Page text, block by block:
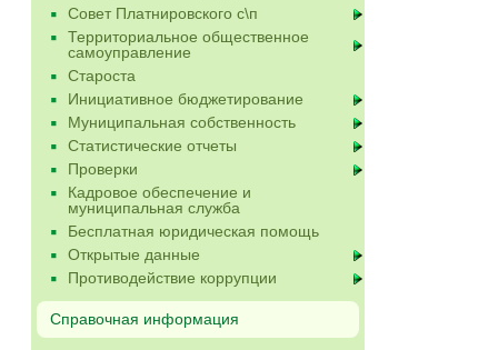
Совет Платнировского с\п
Территориальное общественное
самоуправление
Староста
Инициативное бюджетирование
Муниципальная собственность
Статистические отчеты
Проверки
Кадровое обеспечение и
муниципальная служба
Бесплатная юридическая помощь
Открытые данные
Противодействие коррупции
Справочная информация